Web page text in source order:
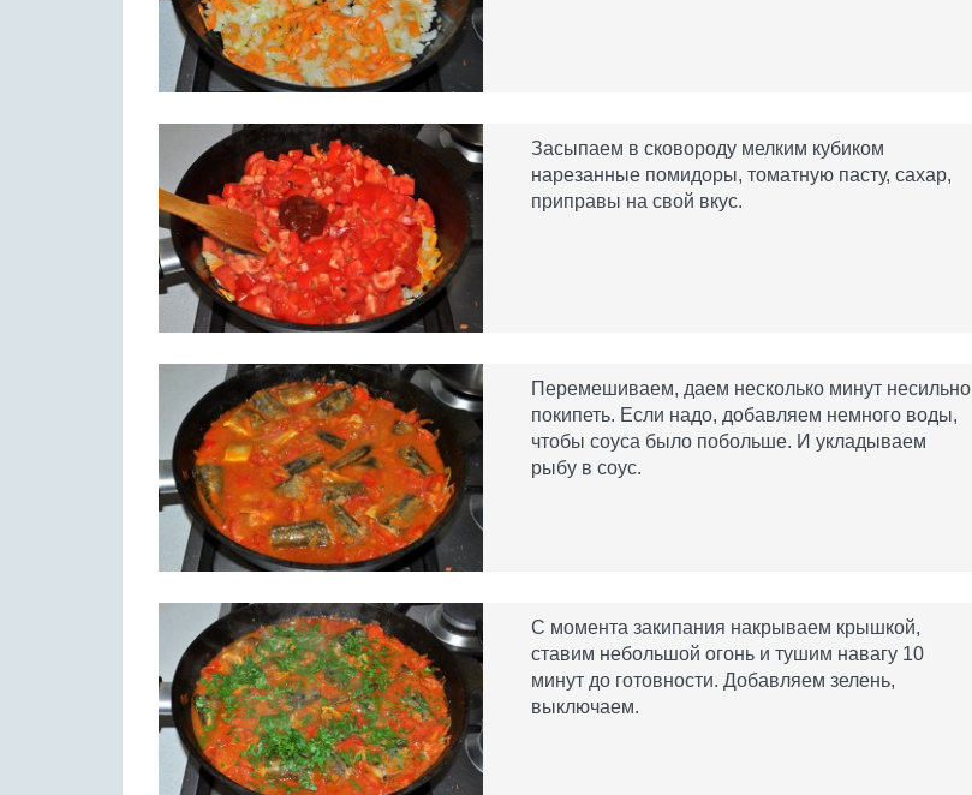
Засыпаем в сковороду мелким кубиком
нарезанные помидоры, томатную пасту, сахар,
приправы на свой вкус.
Перемешиваем, даем несколько минут несильно
покипеть. Если надо, добавляем немного воды,
чтобы соуса было побольше. И укладываем
рыбу в соус.
С момента закипания накрываем крышкой,
ставим небольшой огонь и тушим навагу 10
минут до готовности. Добавляем зелень,
выключаем.